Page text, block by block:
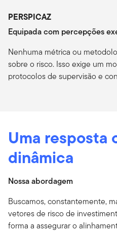
PERSPICAZ
Equipada com percepções
Nenhuma métrica ou
sobre o risco. Isso exige um
protocolos de supervisão e
Uma resposta
dinâmica
Nossa abordagem
Buscamos, constantemente,
vetores de risco de
forma a assegurar o